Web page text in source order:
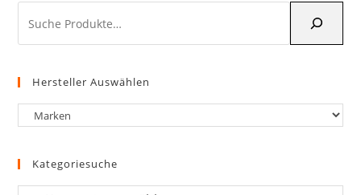
Hersteller Auswählen
Kategoriesuche